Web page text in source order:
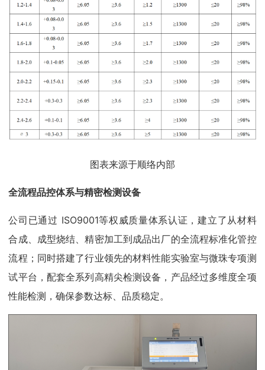
图表来源于顺络内部
全流程品控体系与精密检测设备
公司已通过 ISO9001等权威质量体系认证，建立了从材料
合成、成型烧结、精密加工到成品出厂的全流程标准化管控
流程；同时搭建了行业领先的材料性能实验室与微珠专项测
试平台，配套全系列高精尖检测设备，产品经过多维度全项
性能检测，确保参数达标、品质稳定。